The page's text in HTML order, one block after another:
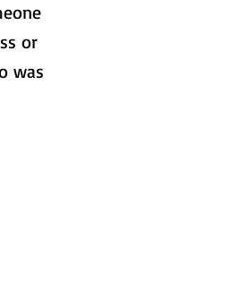
or
was